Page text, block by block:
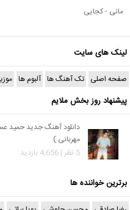
مانی - کجایی
لینک های سایت
صفحه اصلی تک آهنگ ها آلبوم ها
پیشنهاد روز بخش ملایم
دانلود آهنگ جدید حمید
مهربانی )
5 نظر | 4,656 بازدید
برترین خواننده ها